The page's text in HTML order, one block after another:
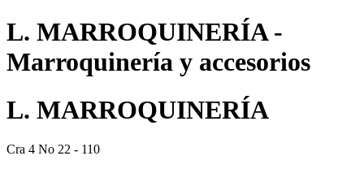
L. MARROQUINERÍA -
Marroquinería y accesorios
L. MARROQUINERÍA
Cra 4 No 22 - 110